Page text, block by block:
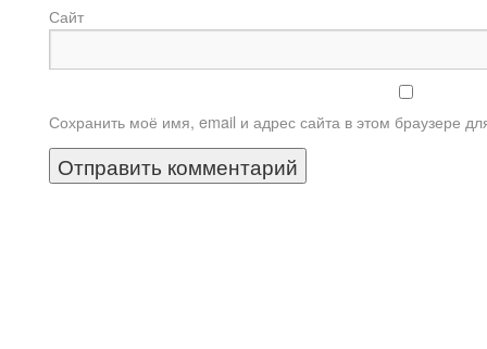
Сайт
Сохранить моё имя, email и адрес сайта в этом браузере